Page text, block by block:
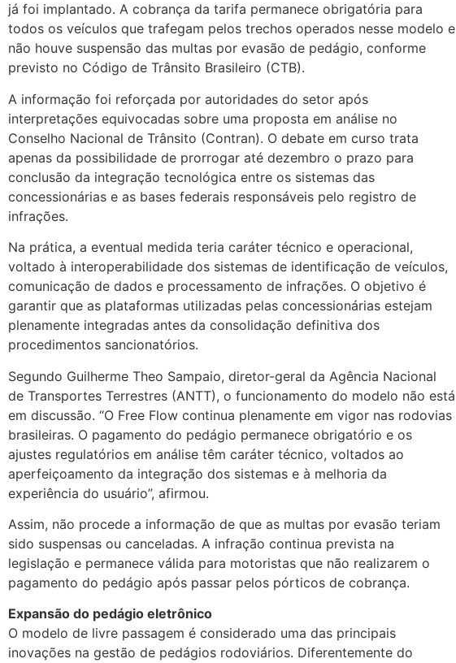
já foi implantado. A cobrança da tarifa permanece obrigatória para
todos os veículos que trafegam pelos trechos operados nesse modelo e
não houve suspensão das multas por evasão de pedágio, conforme
previsto no Código de Trânsito Brasileiro (CTB).
A informação foi reforçada por autoridades do setor após
interpretações equivocadas sobre uma proposta em análise no
Conselho Nacional de Trânsito (Contran). O debate em curso trata
apenas da possibilidade de prorrogar até dezembro o prazo para
conclusão da integração tecnológica entre os sistemas das
concessionárias e as bases federais responsáveis pelo registro de
infrações.
Na prática, a eventual medida teria caráter técnico e operacional,
voltado à interoperabilidade dos sistemas de identificação de veículos,
comunicação de dados e processamento de infrações. O objetivo é
garantir que as plataformas utilizadas pelas concessionárias estejam
plenamente integradas antes da consolidação definitiva dos
procedimentos sancionatórios.
Segundo Guilherme Theo Sampaio, diretor-geral da Agência Nacional
de Transportes Terrestres (ANTT), o funcionamento do modelo não está
em discussão. “O Free Flow continua plenamente em vigor nas rodovias
brasileiras. O pagamento do pedágio permanece obrigatório e os
ajustes regulatórios em análise têm caráter técnico, voltados ao
aperfeiçoamento da integração dos sistemas e à melhoria da
experiência do usuário”, afirmou.
Assim, não procede a informação de que as multas por evasão teriam
sido suspensas ou canceladas. A infração continua prevista na
legislação e permanece válida para motoristas que não realizarem o
pagamento do pedágio após passar pelos pórticos de cobrança.
Expansão do pedágio eletrônico
O modelo de livre passagem é considerado uma das principais
inovações na gestão de pedágios rodoviários. Diferentemente do